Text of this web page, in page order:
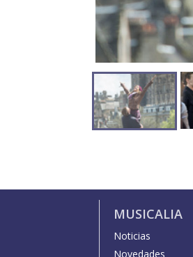
MUSICALIA
Noticias
Novedades